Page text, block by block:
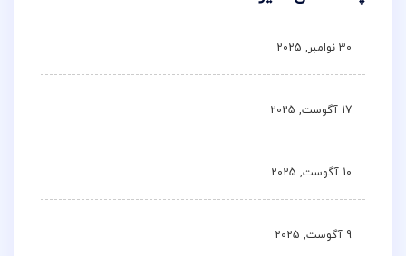
30 نوامبر, 2025
17 آگوست, 2025
10 آگوست, 2025
9 آگوست, 2025